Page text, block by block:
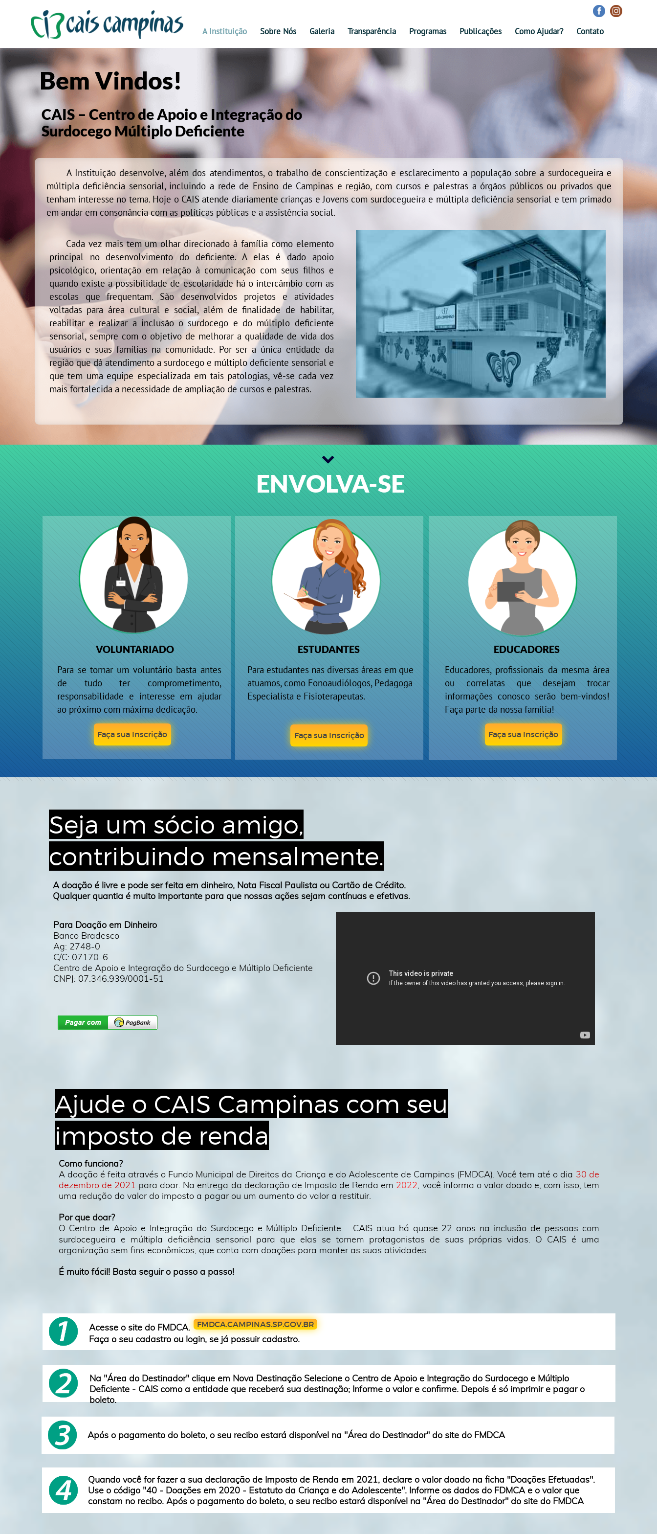
A Instituição Sobre Nós Galeria Transparência Programas Publicações Como Ajudar? Contato
Para Doação em Dinheiro
Banco Bradesco
Ag: 2748-0
C/C: 07170-6
Centro de Apoio e Integração do Surdocego e Múltiplo Deficiente
​​​​​​​CNPJ: 07.346.939/0001-51
Seja um sócio amigo,
contribuindo mensalmente.​​​​​​​
A doação é livre e pode ser feita em dinheiro, Nota Fiscal Paulista ou Cartão de Crédito.
Qualquer quantia é muito importante para que nossas ações sejam contínuas e efetivas.
Como funciona?
A doação é feita através o Fundo Municipal de Direitos da Criança e do Adolescente de Campinas (FMDCA). Você tem até o dia 30 de
dezembro de 2021 para doar. Na entrega da declaração de Imposto de Renda em 2022, você informa o valor doado e, com isso, tem
uma redução do valor do imposto a pagar ou um aumento do valor a restituir.
Por que doar?
O Centro de Apoio e Integração do Surdocego e Múltiplo Deficiente - CAIS atua há quase 22 anos na inclusão de pessoas com
surdocegueira e múltipla deficiência sensorial para
que elas se tornem protagonistas de suas próprias vidas. O CAIS é uma
organização sem fins econômicos, que conta com doações para manter as suas atividades.
É muito fácil! Basta seguir o passo a passo!
Ajude o CAIS Campinas com seu
imposto de renda
Acesse o site do FMDCA.
Faça o seu cadastro ou login, se já possuir cadastro.
FMDCA.CAMPINAS.SP.GOV.BR
Na "Área do Destinador" clique em Nova Destinação Selecione o Centro de Apoio e Integração do Surdocego e Múltiplo
Deficiente - CAIS como a entidade que receberá sua destinação; Informe o valor e confirme. Depois é só imprimir e pagar o
boleto.
Após o pagamento do boleto, o seu recibo estará disponível na "Área do Destinador" do site do FMDCA
Quando você for fazer a sua declaração de Imposto de Renda em 2021, declare o valor doado na ficha "Doações Efetuadas".
Use o código "40 - Doações em 2020 - Estatuto da Criança e do Adolescente". Informe os dados do FDMCA e o valor que
constam no recibo. Após o pagamento do boleto, o seu recibo estará disponível na "Área do Destinador" do site do FMDCA
VOLUNTARIADO
Para se tornar um voluntário basta antes
de tudo ter comprometimento,
responsabilidade e interesse em ajudar
ao próximo com máxima dedicação.
Faça sua Inscrição
ESTUDANTES
Para estudantes nas diversas áreas em que
atuamos, como Fonoaudiólogos, Pedagoga
Especialista e Fisioterapeutas.
Faça sua Inscrição
EDUCADORES
Educadores, profissionais da mesma área
ou correlatas que desejam trocar
informações conosco serão bem-vindos!
Faça parte da nossa família!
Faça sua Inscrição
ENVOLVA-SE
A Instituição desenvolve, além dos atendimentos, o trabalho de conscientização e esclarecimento a população sobre a surdocegueira e
múltipla deficiência sensorial, incluindo a rede de Ensino de Campinas e região, com cursos e palestras a órgãos públicos ou privados que
tenham interesse no tema. Hoje o CAIS atende diariamente crianças e Jovens com surdocegueira e múltipla deficiência sensorial e tem primado
em andar em consonância com as políticas públicas e a assistência social.
Cada vez mais tem um olhar direcionado à família como elemento
principal no desenvolvimento do deficiente. A elas é dado apoio
psicológico, orientação em relação à comunicação com seus filhos e
quando existe a possibilidade de escolaridade há o intercâmbio com as
escolas que frequentam. São desenvolvidos projetos e atividades
voltadas para área cultural e social, além de finalidade de habilitar,
reabilitar e realizar a inclusão o surdocego e do múltiplo deficiente
sensorial, sempre com o objetivo de melhorar a qualidade de vida dos
usuários e suas famílias na comunidade. Por ser a única entidade da
região que dá atendimento a surdocego e múltiplo deficiente sensorial e
que tem uma equipe especializada em tais patologias, vê-se cada vez
mais fortalecida a necessidade de ampliação de cursos e palestras.
Bem Vindos!
CAIS – Centro de Apoio e Integração do
Surdocego Múltiplo Deficiente